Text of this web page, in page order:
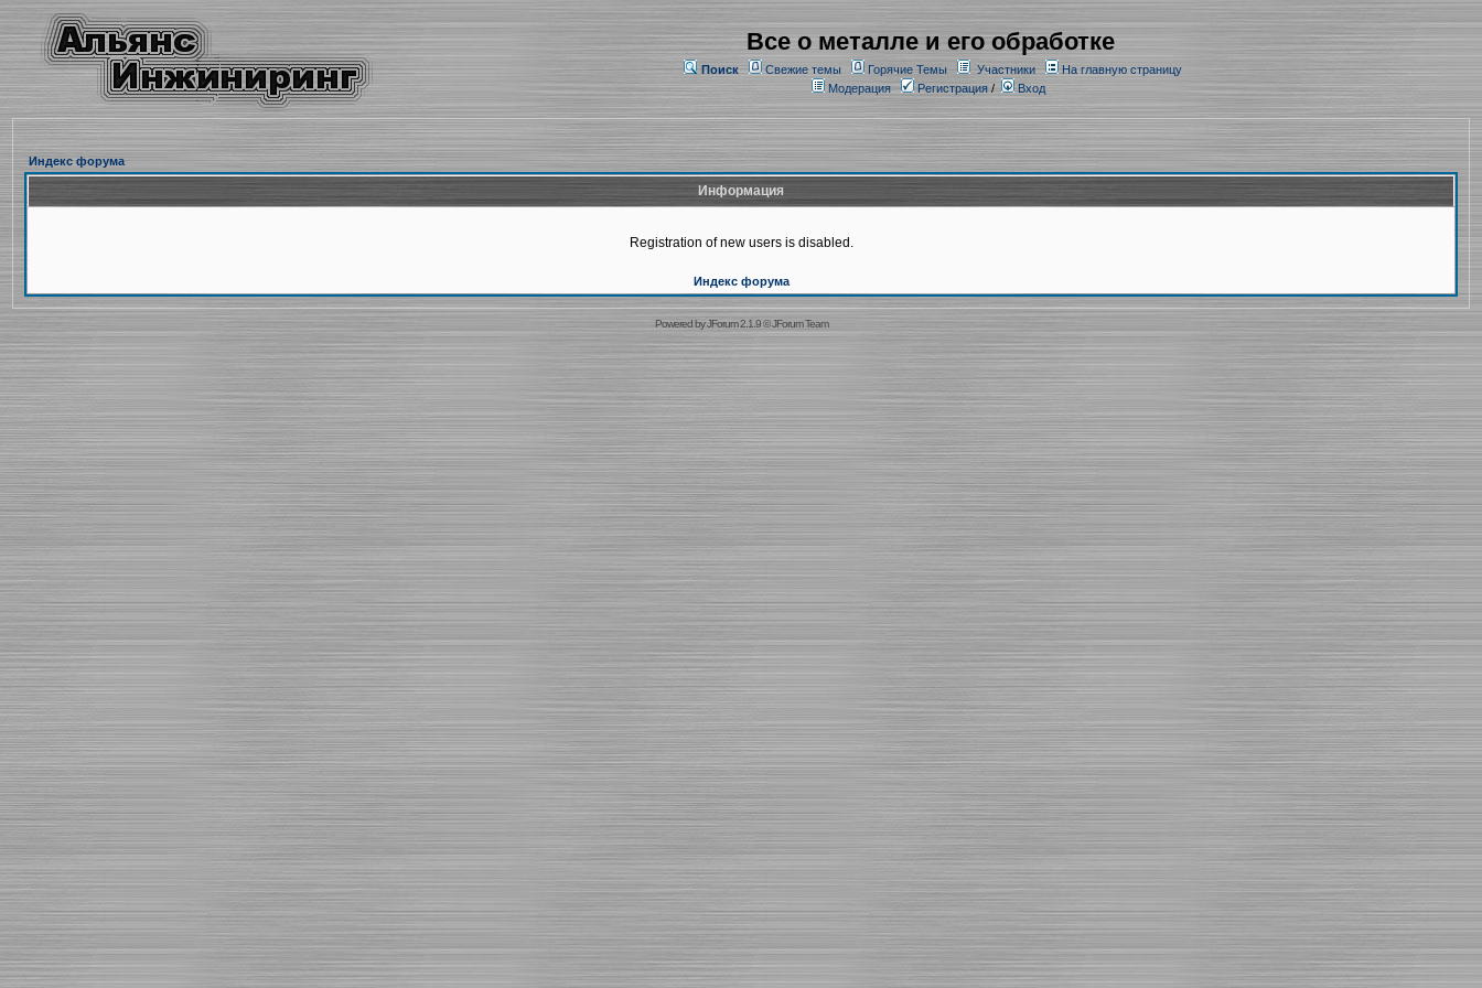
Все о металле и его обработке
Поиск Свежие темы Горячие Темы Участники
На главную страницу
Модерация
Регистрация/ Вход
Индекс форума
Информация
Registration of new users is disabled.
Индекс форума
Powered byJForum 2.1.9©JForum Team